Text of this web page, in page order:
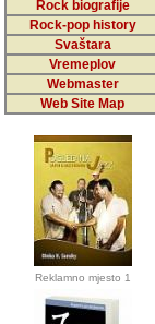
Rock biografije
Rock-pop history
Svaštara
Vremeplov
Webmaster
Web Site Map
Reklamno mjesto 1